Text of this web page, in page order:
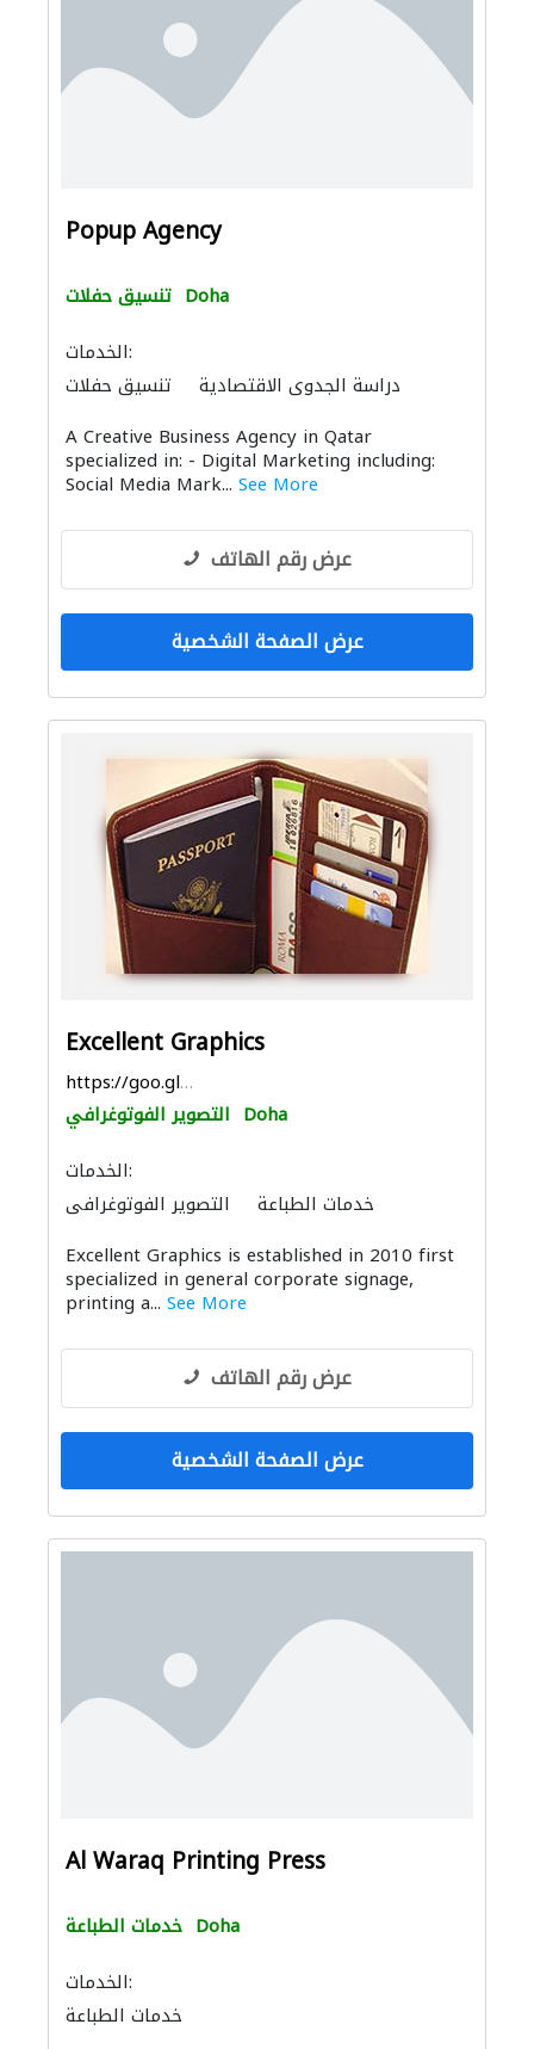
Popup Agency
تنسيق حفلات Doha
الخدمات:
تنسيق حفلات
دراسة الجدوى الاقتصادية
تنسيق حفلات خدمات الطباعة
A Creative Business Agency in Qatar
specialized in: - Digital Marketing including:
Social Media Mark... See More
عرض رقم الهاتف
عرض الصفحة الشخصية
Excellent Graphics
https://goo.gl/maps/FJTvQGnMFv6PZdDL9
التصوير الفوتوغرافي Doha
الخدمات:
التصوير الفوتوغرافي
خدمات الطباعة
Excellent Graphics is established in 2010 first
specialized in general corporate signage,
printing a... See More
عرض رقم الهاتف
عرض الصفحة الشخصية
Al Waraq Printing Press
خدمات الطباعة Doha
الخدمات:
خدمات الطباعة